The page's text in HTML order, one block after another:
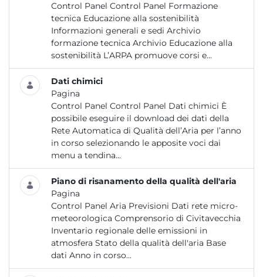
Control Panel Control Panel Formazione
tecnica Educazione alla sostenibilità
Informazioni generali e sedi Archivio
formazione tecnica Archivio Educazione alla
sostenibilità L’ARPA promuove corsi e...
Dati chimici
Pagina
Control Panel Control Panel Dati chimici È
possibile eseguire il download dei dati della
Rete Automatica di Qualità dell’Aria per l’anno
in corso selezionando le apposite voci dai
menu a tendina...
Piano di risanamento della qualità dell'aria
Pagina
Control Panel Aria Previsioni Dati rete micro-
meteorologica Comprensorio di Civitavecchia
Inventario regionale delle emissioni in
atmosfera Stato della qualità dell'aria Base
dati Anno in corso...